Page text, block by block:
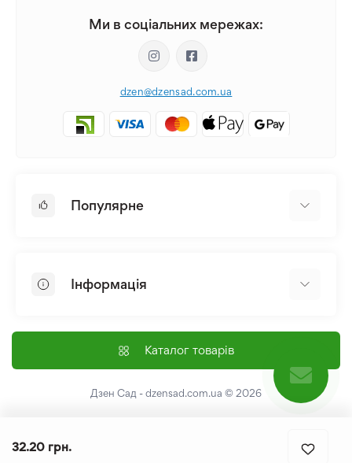
32.20 грн.
Ми в соціальних мережах:
dzen@dzensad.com.ua
Популярне
Лілія
Насіння
Інформація
Доставка і оплата
Контакти
Політика Конфіденційності
Каталог товарів
Дзен Сад - dzensad.com.ua © 2026